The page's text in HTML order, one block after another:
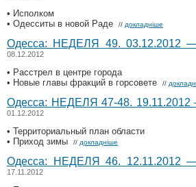
• Исполком
• Одесситы в новой Раде
// докладніше
Одесса: НЕДЕЛЯ 49. 03.12.2012 —
08.12.2012
• Расстрел в центре города
• Новые главы фракций в горсовете
//
Одесса: НЕДЕЛЯ 47-48. 19.11.2012
01.12.2012
• Территориальный план области
• Приход зимы
// докладніше
Одесса: НЕДЕЛЯ 46. 12.11.2012 —
17.11.2012